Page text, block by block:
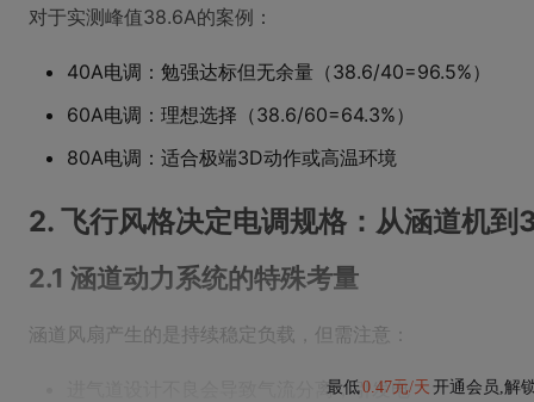
对于实测峰值38.6A的案例：
40A电调：勉强达标但无余量（38.6/40=96.5%）
60A电调：理想选择（38.6/60=64.3%）
80A电调：适合极端3D动作或高温环境
2. 飞行风格决定电调规格：从涵道机到
2.1 涵道动力系统的特殊考量
涵道风扇产生的是持续稳定负载，但需注意：
进气道设计不良会导致气流分离，引发电
最低0.47元/天 开通会员,解